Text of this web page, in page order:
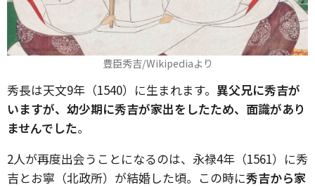
豊臣秀吉/Wikipediaより
秀長は天文9年（1540）に生まれます。 異父兄に秀吉が
いますが、幼少期に秀吉が家出をしたため、面識があり
ませんでした。
2人が再度出会うことになるのは、永禄4年（1561）に秀
吉とお寧（北政所）が結婚した頃。この時に秀吉から家